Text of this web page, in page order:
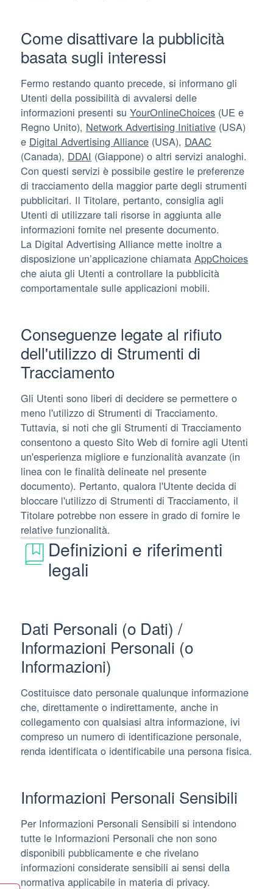
Come disattivare la pubblicità
basata sugli interessi
Fermo restando quanto precede, si informano gli
Utenti della possibilità di avvalersi delle
informazioni presenti su YourOnlineChoices (UE e
Regno Unito), Network Advertising Initiative (USA)
e Digital Advertising Alliance (USA), DAAC
(Canada), DDAI (Giappone) o altri servizi analoghi.
Con questi servizi è possibile gestire le preferenze
di tracciamento della maggior parte degli strumenti
pubblicitari. Il Titolare, pertanto, consiglia agli
Utenti di utilizzare tali risorse in aggiunta alle
informazioni fornite nel presente documento.
La Digital Advertising Alliance mette inoltre a
disposizione un’applicazione chiamata AppChoices
che aiuta gli Utenti a controllare la pubblicità
comportamentale sulle applicazioni mobili.
Conseguenze legate al rifiuto
dell'utilizzo di Strumenti di
Tracciamento
Gli Utenti sono liberi di decidere se permettere o
meno l'utilizzo di Strumenti di Tracciamento.
Tuttavia, si noti che gli Strumenti di Tracciamento
consentono a questo Sito Web di fornire agli Utenti
un'esperienza migliore e funzionalità avanzate (in
linea con le finalità delineate nel presente
documento). Pertanto, qualora l'Utente decida di
bloccare l'utilizzo di Strumenti di Tracciamento, il
Titolare potrebbe non essere in grado di fornire le
relative funzionalità.
Definizioni e riferimenti
legali
Dati Personali (o Dati) /
Informazioni Personali (o
Informazioni)
Costituisce dato personale qualunque informazione
che, direttamente o indirettamente, anche in
collegamento con qualsiasi altra informazione, ivi
compreso un numero di identificazione personale,
renda identificata o identificabile una persona fisica.
Informazioni Personali Sensibili
Per Informazioni Personali Sensibili si intendono
tutte le Informazioni Personali che non sono
disponibili pubblicamente e che rivelano
informazioni considerate sensibili ai sensi della
normativa applicabile in materia di privacy.